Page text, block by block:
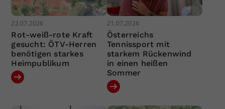
22.07.2026
Rot-weiß-rote Kraft
gesucht: ÖTV-Herren
benötigen starkes
Heimpublikum
21.07.2026
Österreichs
Tennissport mit
starkem Rückenwind
in einen heißen
Sommer